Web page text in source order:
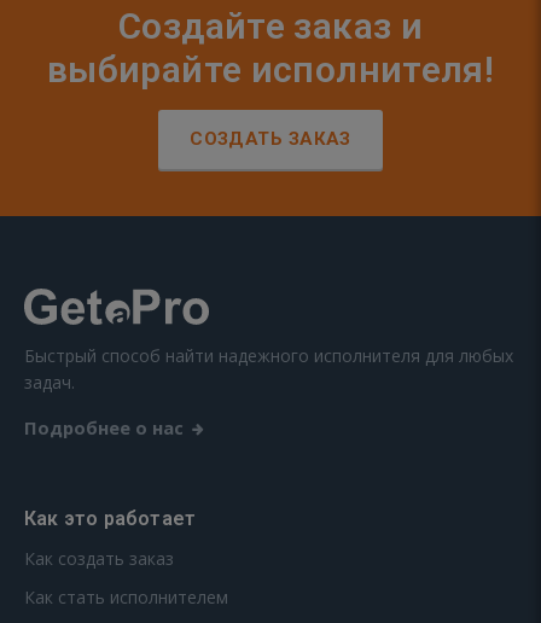
Создайте заказ и
выбирайте исполнителя!
СОЗДАТЬ ЗАКАЗ
Быстрый способ найти надежного исполнителя для любых
задач.
Подробнее о нас
Как это работает
Как создать заказ
Как стать исполнителем